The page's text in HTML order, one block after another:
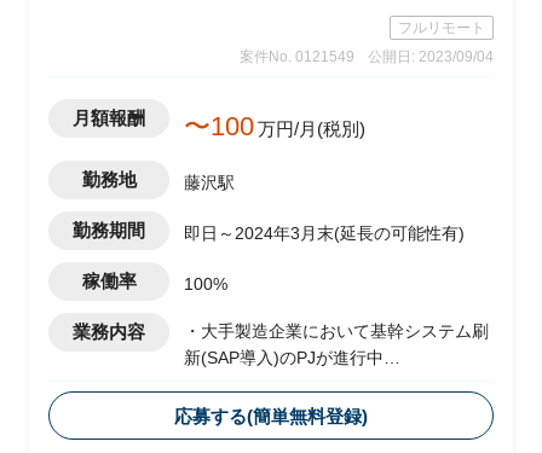
フルリモート
案件No. 0121549
公開日: 2023/09/04
月額報酬 〜100万円/月(税別)
勤務地 藤沢駅
勤務期間 即日～2024年3月末(延長の可能性有)
稼働率 100%
業務内容
・大手製造企業において基幹システム刷
新(SAP導入)のPJが進行中
辺業務システムの移行フェーズ
└原価領域を中心に複数領域での移行デ
応募する(簡単無料登録)